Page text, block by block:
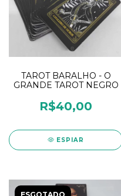
TAROT BARALHO - O
GRANDE TAROT NEGRO
R$40,00
ESPIAR